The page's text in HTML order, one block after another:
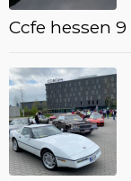
Ccfe hessen 9